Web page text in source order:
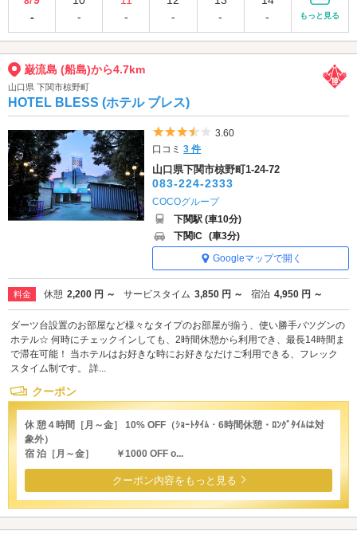
-
-
-
-
-
-
もっと見る
巌流島 (船島)から4.7km
山口県 下関市椋野町
HOTEL BLESS (ホテル ブレス)
5つ星のうち3.5
3.60
口コミ3 件
山口県下関市椋野町1-24-72
083-224-2333
COCOグループ
下関駅 (車10分)
下関IC (車3分)
Googleマップで開く
料金 休憩 2,200 円 ～ サービスタイム 3,850 円 ～ 宿泊 4,950 円 ～
ダーツ台設置のお部屋など様々なタイプのお部屋が揃う、使い勝手バツグンの
ホテル☆ 何時にチェックインしても、2時間休憩から利用でき、最長14時間ま
で滞在可能！ 当ホテルはお好きな時にお好きなだけご利用できる、フレック
スタイム制です。 詳...
クーポン
休 憩４時間［月～金］ 10% OFF（ｼｮｰﾄﾀｲﾑ・6時間休憩・ﾛﾝｸﾞﾀｲﾑは対
象外）
宿 泊［月～金］ ￥1000 OFF o...
クーポン内容をもっと見る